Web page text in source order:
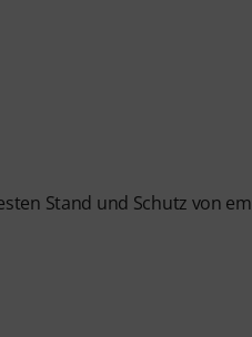
Stand und Schutz von